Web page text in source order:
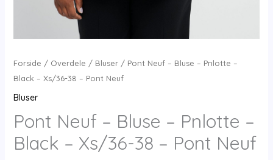
Forside / Overdele / Bluser/ Pont Neuf – Bluse – Pnlotte –
Black – Xs/36-38 – Pont Neuf
Bluser
Pont Neuf – Bluse – Pnlotte –
Black – Xs/36-38 – Pont Neuf